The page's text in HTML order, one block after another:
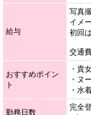
給与
写真
イメ
初回
交通
おすすめポイン
ト
・貴
・ヌ
・水
勤務日数
完全